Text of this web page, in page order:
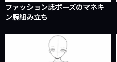
ファッション誌ポーズのマネキ
ン腕組み立ち